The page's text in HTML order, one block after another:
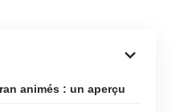
animés : un aperçu